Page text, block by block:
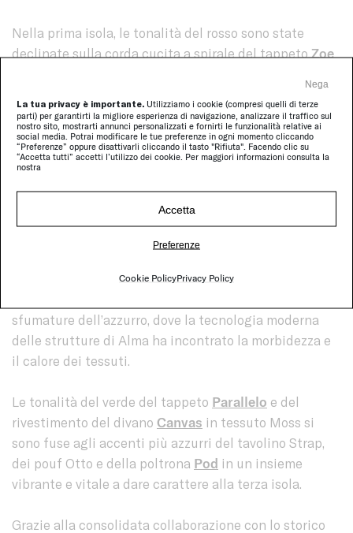
La tua privacy è importante. Utilizziamo i cookie (compresi quelli di terze
parti) per garantirti la migliore esperienza di navigazione, analizzare il traffico sul
nostro sito, mostrarti annunci personalizzati e fornirti le funzionalità relative ai
social media. Potrai modificare le tue preferenze in ogni momento cliccando
“Preferenze” oppure disattivarli cliccando il tasto "Rifiuta". Facendo clic su
“Accetta tutti” accetti l’utilizzo dei cookie. Per maggiori informazioni consulta la
nostra
Accetta
Nega
Preferenze
Cookie PolicyPrivacy Policy
Nella prima isola, le tonalità del rosso sono state
declinate sulla corda cucita a spirale del tappeto Zoe
, sugli esclusivi materiali per esterno
utilizzati per rivestire le seduteKabà eTelar
abbinamenti che hanno definito una zona
conversazione raccolta e informale, in dialogo e in
contrasto con le cromie chiare e naturali dei tavolini
Isole.
poltroncine girevoliAmable, i poufOtto
sfumature dell’azzurro, dove la tecnologia moderna
delle strutture di Alma ha incontrato la morbidezza e
il calore dei tessuti.
Le tonalità del verde del tappeto Parallelo e del
rivestimento del divano Canvas in tessuto Moss si
sono fuse agli accenti più azzurri del tavolino Strap,
dei pouf Otto e della poltrona Pod in un insieme
vibrante e vitale a dare carattere alla terza isola.
Grazie alla consolidata collaborazione con lo storico